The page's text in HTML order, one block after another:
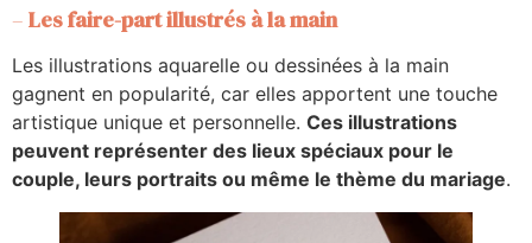
– Les faire-part illustrés à la main
Les illustrations aquarelle ou dessinées à la main
gagnent en popularité, car elles apportent une touche
artistique unique et personnelle. Ces illustrations
peuvent représenter des lieux spéciaux pour le
couple, leurs portraits ou même le thème du mariage.